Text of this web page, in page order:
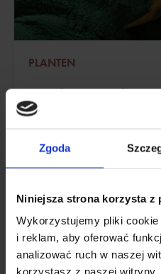
Zgoda
Niniejsza strona korzysta z
Wykorzystujemy pliki
i reklam, aby oferować
analizować ruch w naszej
korzystasz z naszej witryny,
PLANTEN
Spirulina - wat het
effecten, contra-
Spirulina is een algensoort
eigenschappen heeft en de
Bijgewerkt:
22 december, 2023